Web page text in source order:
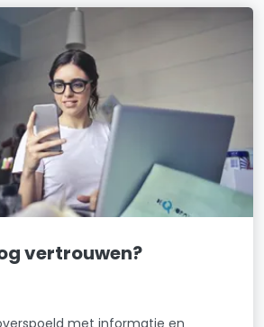
vertrouwen?